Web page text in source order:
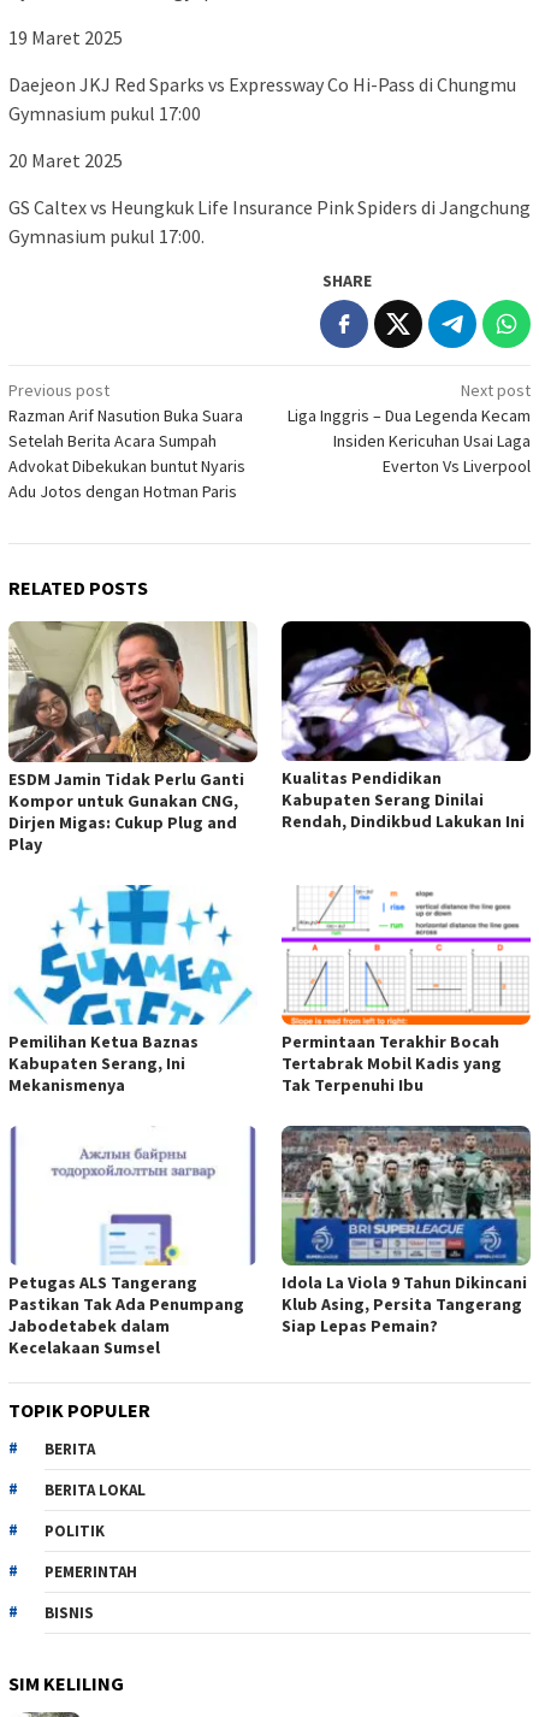
19 Maret 2025
Daejeon JKJ Red Sparks vs Expressway Co Hi-Pass di Chungmu
Gymnasium pukul 17:00
20 Maret 2025
GS Caltex vs Heungkuk Life Insurance Pink Spiders di Jangchung
Gymnasium pukul 17:00.
SHARE
Post
navigation
Previous post
Razman Arif Nasution Buka Suara
Setelah Berita Acara Sumpah
Advokat Dibekukan buntut Nyaris
Adu Jotos dengan Hotman Paris
Next post
Liga Inggris – Dua Legenda Kecam
Insiden Kericuhan Usai Laga
Everton Vs Liverpool
RELATED POSTS
ESDM Jamin Tidak Perlu Ganti
Kompor untuk Gunakan CNG,
Dirjen Migas: Cukup Plug and
Play
Kualitas Pendidikan
Kabupaten Serang Dinilai
Rendah, Dindikbud Lakukan Ini
Pemilihan Ketua Baznas
Kabupaten Serang, Ini
Mekanismenya
Permintaan Terakhir Bocah
Tertabrak Mobil Kadis yang
Tak Terpenuhi Ibu
Petugas ALS Tangerang
Pastikan Tak Ada Penumpang
Jabodetabek dalam
Kecelakaan Sumsel
Idola La Viola 9 Tahun Dikincani
Klub Asing, Persita Tangerang
Siap Lepas Pemain?
TOPIK POPULER
BERITA
BERITA LOKAL
POLITIK
PEMERINTAH
BISNIS
SIM KELILING